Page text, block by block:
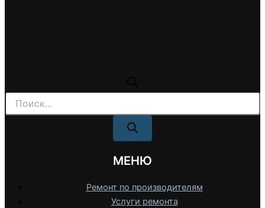
Поиск
товаров
МЕНЮ
Ремонт по производителям
Услуги ремонта